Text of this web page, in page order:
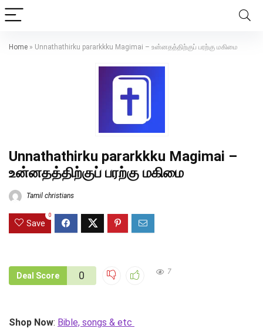
Home » Unnathathirku pararkkku Magimai – உன்னதத்திற்குப் பரற்கு மகிமை
Unnathathirku pararkkku Magimai –
உன்னதத்திற்குப் பரற்கு மகிமை
Tamil christians
Save
0
Deal Score 0 7
Shop Now: Bible, songs & etc